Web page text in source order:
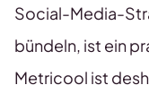
Social-Media-
bündeln, ist ein
Metricool ist